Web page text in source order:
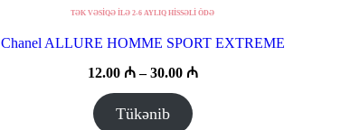
TƏK VƏSİQƏ İLƏ 2-6 AYLIQ HİSSƏLİ ÖDƏ
Chanel ALLURE HOMME SPORT EXTREME
12.00 ₼ –30.00 ₼Fiyat
Tükənib